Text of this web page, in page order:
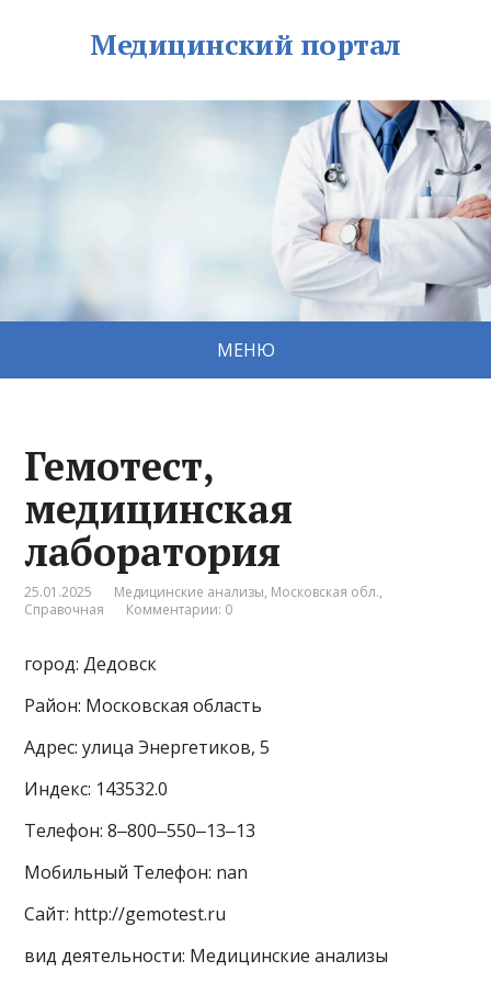
Медицинский портал
МЕНЮ
Гемотест,
медицинская
лаборатория
25.01.2025 Медицинские анализы, Московская обл.,
Справочная
Комментарии: 0
город: Дедовск
Район: Московская область
Адрес: улица Энергетиков, 5
Индекс: 143532.0
Телефон: 8‒800‒550‒13‒13
Мобильный Телефон: nan
Сайт: http://gemotest.ru
вид деятельности: Медицинские анализы